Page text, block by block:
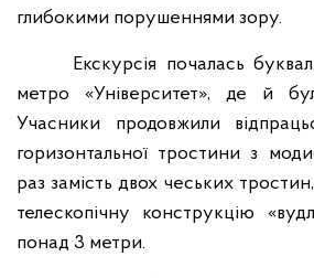
глибокими порушеннями зору.
Екскурсія почалась
метро «Університет», де й
Учасники продовжили
горизонтальної тростини з
раз замість двох чеських
телескопічну конструкцію
понад 3 метри.